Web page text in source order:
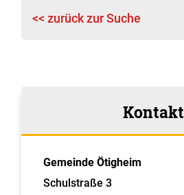
<< zurück zur Suche
Kontakt
Gemeinde Ötigheim
Schulstraße 3